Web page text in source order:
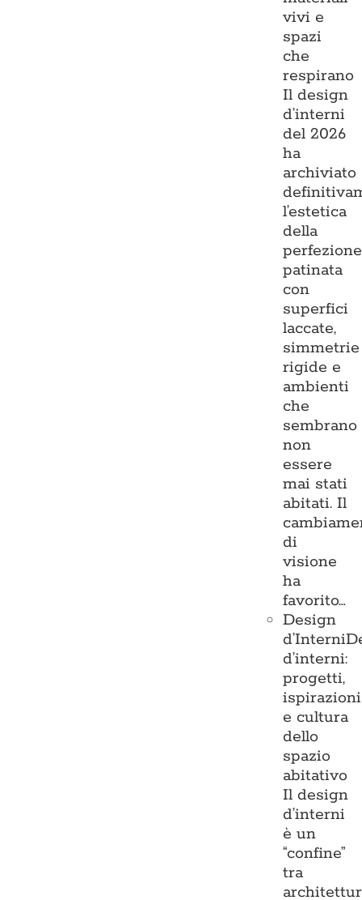
vivi e
spazi
che
respirano
Il design
d’interni
del 2026
ha
archiviato
l’estetica
della
perfezione
patinata
con
superfici
laccate,
simmetrie
rigide e
ambienti
che
sembrano
non
essere
mai stati
abitati. Il
di
visione
ha
favorito…
Design
d’Interni
d’interni:
progetti,
ispirazioni
e cultura
dello
spazio
abitativo
Il design
d’interni
è un
“confine”
tra